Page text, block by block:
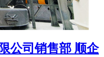
公司销售部 顺企